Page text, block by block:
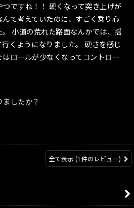
ですね！！ 硬くなって突き上げが
て考えていたのに、すごく乗り心
小道の荒れた路面なんかでは、揺
くようになりました。 硬さを感じ
ロールが少なくなってコントロー
りスピードレンジも上がりまし
。良い買い物しました。
したか？
全て表示 (1件のレビュー)